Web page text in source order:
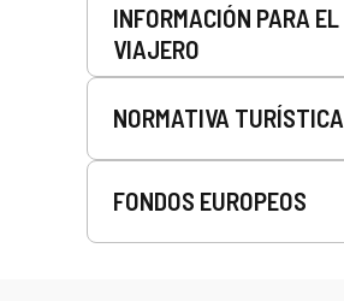
INFORMACIÓN PARA EL
VIAJERO
NORMATIVA TURÍSTICA
FONDOS EUROPEOS